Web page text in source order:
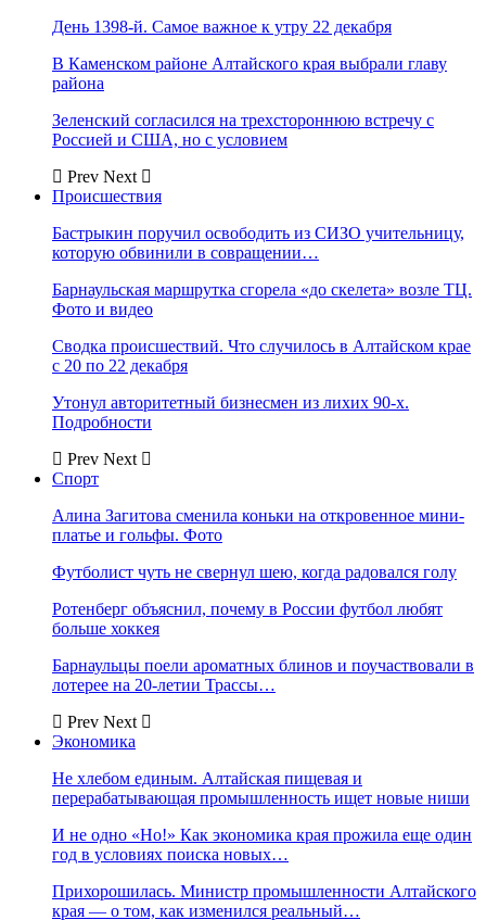
День 1398-й. Самое важное к утру 22 декабря
В Каменском районе Алтайского края выбрали главу
района
Зеленский согласился на трехстороннюю встречу с
Россией и США, но с условием
Prev Next
Происшествия
Бастрыкин поручил освободить из СИЗО учительницу,
которую обвинили в совращении…
Барнаульская маршрутка сгорела «до скелета» возле ТЦ.
Фото и видео
Сводка происшествий. Что случилось в Алтайском крае
с 20 по 22 декабря
Утонул авторитетный бизнесмен из лихих 90-х.
Подробности
Prev Next
Спорт
Алина Загитова сменила коньки на откровенное мини-
платье и гольфы. Фото
Футболист чуть не свернул шею, когда радовался голу
Ротенберг объяснил, почему в России футбол любят
больше хоккея
Барнаульцы поели ароматных блинов и поучаствовали в
лотерее на 20-летии Трассы…
Prev Next
Экономика
Не хлебом единым. Алтайская пищевая и
перерабатывающая промышленность ищет новые ниши
И не одно «Но!» Как экономика края прожила еще один
год в условиях поиска новых…
Прихорошилась. Министр промышленности Алтайского
края — о том, как изменился реальный…